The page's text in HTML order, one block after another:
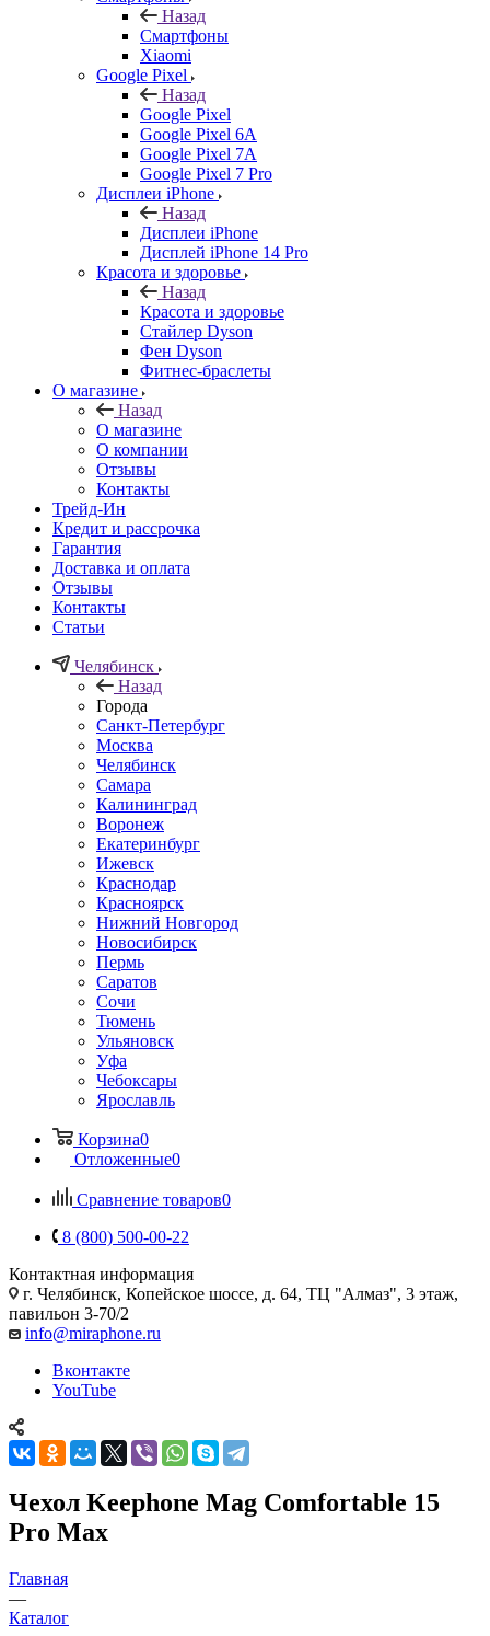
Назад
Смартфоны
Xiaomi
Google Pixel
Назад
Google Pixel
Google Pixel 6A
Google Pixel 7А
Google Pixel 7 Pro
Дисплеи iPhone
Назад
Дисплеи iPhone
Дисплей iPhone 14 Pro
Красота и здоровье
Назад
Красота и здоровье
Стайлер Dyson
Фен Dyson
Фитнес-браслеты
О магазине
Назад
О магазине
О компании
Отзывы
Контакты
Трейд-Ин
Кредит и рассрочка
Гарантия
Доставка и оплата
Отзывы
Контакты
Статьи
Челябинск
Назад
Города
Санкт-Петербург
Москва
Челябинск
Самара
Калининград
Воронеж
Екатеринбург
Ижевск
Краснодар
Красноярск
Нижний Новгород
Новосибирск
Пермь
Саратов
Сочи
Тюмень
Ульяновск
Уфа
Чебоксары
Ярославль
Корзина0
Отложенные0
Сравнение товаров0
8 (800) 500-00-22
Контактная информация
г. Челябинск, Копейское шоссе, д. 64, ТЦ "Алмаз", 3 этаж,
павильон 3-70/2
info@miraphone.ru
Вконтакте
YouTube
Чехол Keephone Mag Comfortable 15
Pro Max
Главная
—
Каталог